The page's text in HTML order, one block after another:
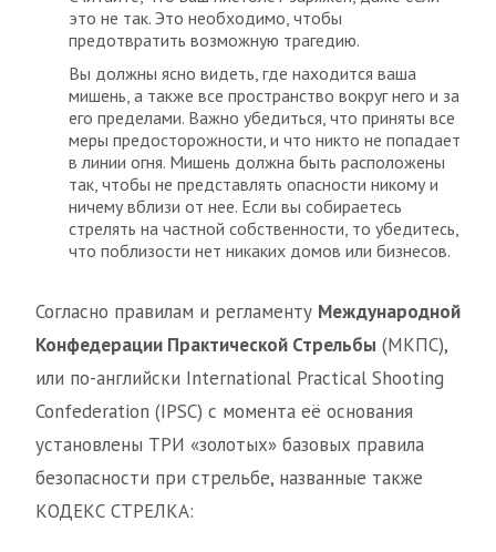
это не так. Это необходимо, чтобы
предотвратить возможную трагедию.
Вы должны ясно видеть, где находится ваша
мишень, а также все пространство вокруг него и за
его пределами. Важно убедиться, что приняты все
меры предосторожности, и что никто не попадает
в линии огня. Мишень должна быть расположены
так, чтобы не представлять опасности никому и
ничему вблизи от нее. Если вы собираетесь
стрелять на частной собственности, то убедитесь,
что поблизости нет никаких домов или бизнесов.
Согласно правилам и регламенту Международной
Конфедерации Практической Стрельбы (МКПС),
или по-английски International Practical Shooting
Confederation (IPSС) с момента её основания
установлены ТРИ «золотых» базовых правила
безопасности при стрельбе, названные также
КОДЕКС СТРЕЛКА: